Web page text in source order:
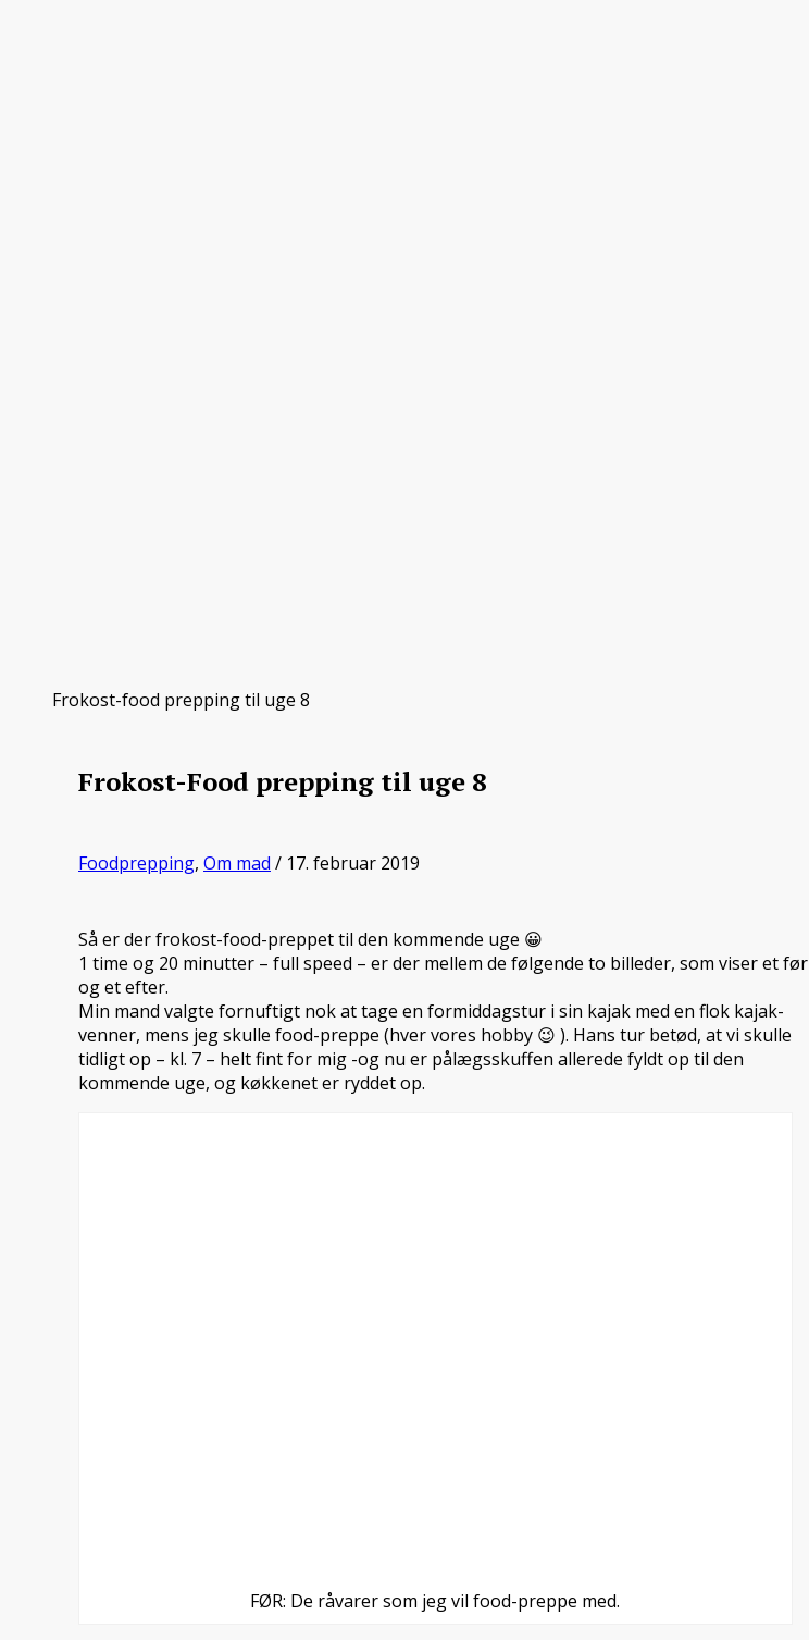
Frokost-food prepping til uge 8
Frokost-Food prepping til uge 8
Foodprepping, Om mad / 17. februar 2019
Så er der frokost-food-preppet til den kommende uge 😀
1 time og 20 minutter – full speed – er der mellem de følgende to billeder, som viser et før
og et efter.
Min mand valgte fornuftigt nok at tage en formiddagstur i sin kajak med en flok kajak-
venner, mens jeg skulle food-preppe (hver vores hobby 😉 ). Hans tur betød, at vi skulle
tidligt op – kl. 7 – helt fint for mig -og nu er pålægsskuffen allerede fyldt op til den
kommende uge, og køkkenet er ryddet op.
FØR: De råvarer som jeg vil food-preppe med.